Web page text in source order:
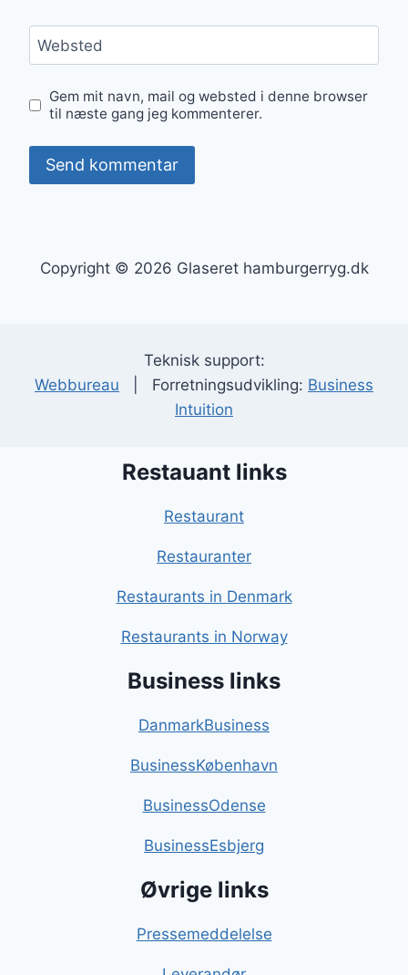
Websted
Gem mit navn, mail og websted i denne browser
til næste gang jeg kommenterer.
Copyright © 2026 Glaseret hamburgerryg.dk
Teknisk support:
Webbureau | Forretningsudvikling: Business
Intuition
Restauant links
Restaurant
Restauranter
Restaurants in Denmark
Restaurants in Norway
Business links
DanmarkBusiness
BusinessKøbenhavn
BusinessOdense
BusinessEsbjerg
Øvrige links
Pressemeddelelse